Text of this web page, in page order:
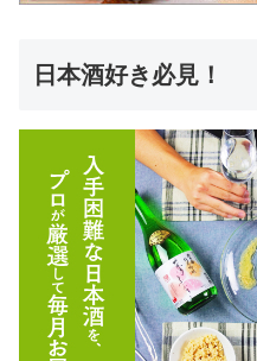
日本酒好き必見！